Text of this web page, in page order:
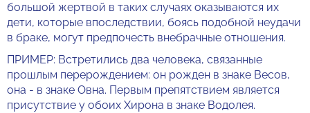
большой жертвой в таких случаях оказываются их
дети, которые впоследствии, боясь подобной неудачи
в браке, могут предпочесть внебрачные отношения.
ПРИМЕР: Встретились два человека, связанные
прошлым перерождением: он рожден в знаке Весов,
она - в знаке Овна. Первым препятствием является
присутствие у обоих Хирона в знаке Водолея.